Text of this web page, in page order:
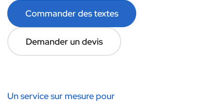
Commander des textes
Demander un devis
Un service sur mesure pour